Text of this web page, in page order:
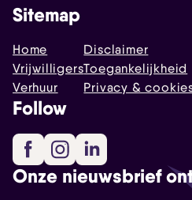
Sitemap
Home
Vrijwilligers
Verhuur
Disclaimer
Toegankelijkheid
Privacy &
Follow
FacebookInstagram
Onze nieuwsbrief